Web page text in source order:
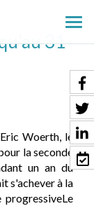
le
31
Woerth, le
la seconde
un an du
s'achever à la